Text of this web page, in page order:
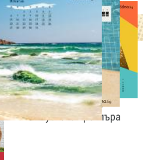
ЛЮБОПИТНО
Българският филм "Баба
и Меца" със световна
премиера в Сараево
2026. Пуснаха трейлъра